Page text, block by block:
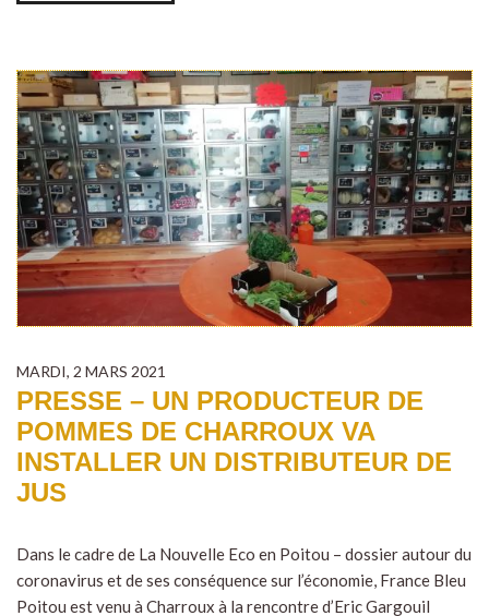
MARDI, 2 MARS 2021
PRESSE – UN PRODUCTEUR DE
POMMES DE CHARROUX VA
INSTALLER UN DISTRIBUTEUR DE
JUS
Dans le cadre de La Nouvelle Eco en Poitou – dossier autour du
coronavirus et de ses conséquence sur l’économie, France Bleu
Poitou est venu à Charroux à la rencontre d’Eric Gargouil